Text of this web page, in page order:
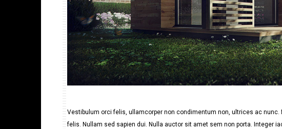
Vestibulum orci felis, ullamcorper non condimentum non, ultrices ac
felis. Nullam sed sapien dui. Nulla auctor sit amet sem non porta. Integer